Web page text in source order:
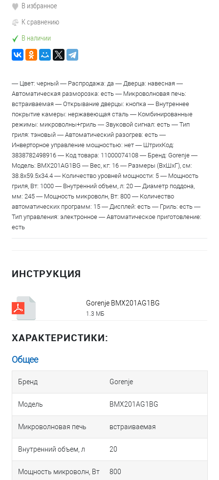
В избранное
К сравнению
В наличии
— Цвет: черный — Распродажа: да — Дверца: навесная —
Автоматическая разморозка: есть — Микроволновая печь:
встраиваемая — Открывание дверцы: кнопка — Внутреннее
покрытие камеры: нержавеющая сталь — Комбинированные
режимы: микроволны+гриль — Звуковой сигнал: есть — Тип
гриля: тэновый — Автоматический разогрев: есть —
Инверторное управление мощностью: нет — ШтрихКод:
3838782498916 — Код товара: 11000074108 — Бренд: Gorenje —
Модель: BMX201AG1BG — Вес, кг: 16 — Размеры (ВхШхГ), см:
38.8х59.5х34.4 — Количество уровней мощности: 5 — Мощность
гриля, Вт: 1000 — Внутренний объем, л: 20 — Диаметр поддона,
мм: 245 — Мощность микроволн, Вт: 800 — Количество
автоматических программ: 15 — Дисплей: есть — Гриль: есть —
Тип управления: электронное — Автоматическое приготовление:
есть
ИНСТРУКЦИЯ
Gorenje BMX201AG1BG
1.3 МБ
ХАРАКТЕРИСТИКИ:
Общее
Бренд Gorenje
Модель BMX201AG1BG
Микроволновая печь встраиваемая
Внутренний объем, л 20
Мощность микроволн, Вт 800